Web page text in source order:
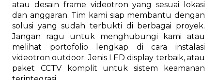
atau desain frame videotron yang sesuai lokasi
dan anggaran. Tim kami siap membantu dengan
solusi yang sudah terbukti di berbagai proyek.
Jangan ragu untuk menghubungi kami atau
melihat portofolio lengkap di cara instalasi
videotron outdoor. Jenis LED display terbaik, atau
paket CCTV komplit untuk sistem keamanan